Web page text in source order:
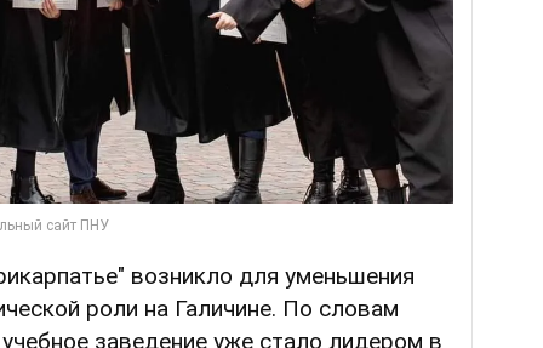
возникло для уменьшения
роли на Галичине. По словам
заведение уже стало лидером в